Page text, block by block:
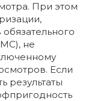
При этом
не
Если
результаты